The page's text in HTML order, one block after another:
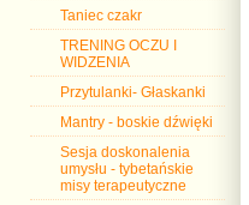
Taniec czakr
TRENING OCZU I
WIDZENIA
Przytulanki- Głaskanki
Mantry - boskie dźwięki
Sesja doskonalenia
umysłu - tybetańskie
misy terapeutyczne